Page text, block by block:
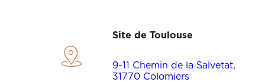
Site de Toulouse
9-11 Chemin de la Salvetat,
31770 Colomiers